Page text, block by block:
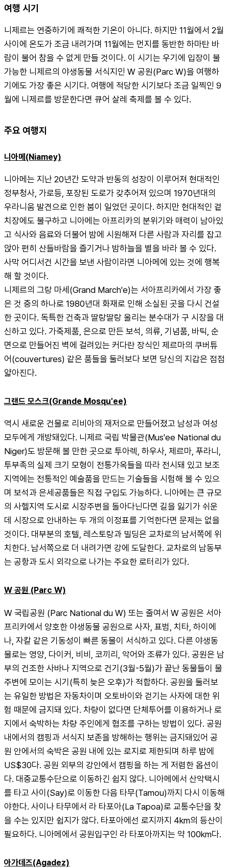
여행 시기
니제르는 연중하기에 쾌적한 기온이 아니다. 하지만 11월에서 2월
사이에 온도가 조금 내려가며 11월에는 먼지를 동반한 하마탄 바
람이 불어 참을 수 없게 만들 것이다. 이 시기는 우기에 입장이 불
가능한 니제르의 야생동물 서식지인 W 공원(Parc W)을 여행하
기에도 가장 좋은 시기다. 여행에 적당한 시기보다 조금 일찍인 9
월에 니제르를 방문한다면 큐어 살레 축제를 볼 수 있다.
주요 여행지
니아메(Niamey)
니아메는 지난 20년간 도약과 반동의 성장이 이루어져 현대적인
정부청사, 가로등, 포장된 도로가 갖추어져 있으며 1970년대의
우라니움 발견으로 인한 붐이 일었던 곳이다. 하지만 현대적인 겉
치장에도 불구하고 니아메는 아프리카의 분위기와 매력이 남아있
고 식사와 음료와 더불어 밤에 시원해져 다른 사람과 자리를 잡고
앉아 편히 산들바람을 즐기거나 밤하늘을 별을 바라 볼 수 있다.
사막 어디서건 시간을 보낸 사람이라면 니아메에 있는 것에 행복
해 할 것이다.
니제르의 그랑 마세(Grand March'e)는 서아프리카에서 가장 좋
은 것 중의 하나로 1980년대 화재로 인해 소실된 곳을 다시 건설
한 곳이다. 독특한 건축과 딸랑딸랑 울리는 분수대가 구 시장을 대
신하고 있다. 가죽제품, 은으로 만든 보석, 의류, 기념품, 바틱, 순
면으로 만들어진 벽에 걸려있는 커다란 장식인 제르마의 쿠버튜
어(couvertures) 같은 품들을 둘러보다 보면 당신의 지갑은 점점
얇아진다.
그랜드 모스크(Grande Mosqu'ee)
역시 새로운 건물로 리비아의 재저으로 만들어졌고 남성과 여성
모두에게 개방돼있다. 니제르 국립 박물관(Mus'ee National du
Niger)도 방문해 볼 만한 곳으로 투아렉, 하우사, 제르마, 푸라니,
투부족의 실제 크기 모형이 전통가옥들을 따라 전시돼 있고 보조
지역에는 전통적인 예술품을 만드는 기술들을 시험해 볼 수 있으
며 보석과 은세공품들은 직접 구입도 가능하다. 니아메는 큰 규모
의 사헬지역 도시로 시장주변을 돌아다닌다면 길을 잃기가 쉬운
데 시장으로 안내하는 두 개의 이정표를 기억한다면 문제는 없을
것이다. 대부분의 호텔, 레스토랑과 빌딩은 교차로의 남서쪽에 위
치한다. 남서쪽으로 더 내려가면 강에 도달한다. 교차로의 남동부
는 공항과 도시 외각으로 나가는 주요한 로터리가 있다.
W 공원 (Parc W)
W 국립공원 (Parc National du W) 또는 줄여서 W 공원은 서아
프리카에서 양호한 야생동물 공원으로 사자, 표범, 치타, 하이에
나, 자칼 같은 기동성이 빠른 동물이 서식하고 있다. 다른 야생동
물로는 영양, 다이커, 비비, 코끼리, 악어와 조류가 있다. 공원은 남
부의 건조한 사바나 지역으로 건기(3월-5월)가 끝난 동물들이 물
주변에 모이는 시기(특히 늦은 오후)가 적합하다. 공원을 둘러보
는 유일한 방법은 자동차이며 오토바이와 걷기는 사자에 대한 위
험 때문에 금지돼 있다. 차량이 없다면 단체투어를 이용하거나 로
지에서 숙박하는 차량 주인에게 협조를 구하는 방법이 있다. 공원
내에서의 캠핑과 서식지 보존을 방해하는 행위는 금지돼있어 공
원 안에서의 숙박은 공원 내에 있는 로지로 제한되며 하루 밤에
US$30다. 공원 외부의 강안에서 캠핑을 하는 게 저렴한 옵션이
다. 대중교통수단으로 이동하긴 쉽지 않다. 니아메에서 산악택시
를 타고 사이(Say)로 이동한 다음 타무(Tamou)까지 다시 이동해
야한다. 사이나 타무에서 라 타포아(La Tapoa)로 교통수단을 찾
을 수는 있지만 쉽지가 않다. 타포아에선 로지까지 4km의 등산이
필요하다. 니아메에서 공원입구인 라 타포아까지는 약 100km다.
아가데즈(Agadez)